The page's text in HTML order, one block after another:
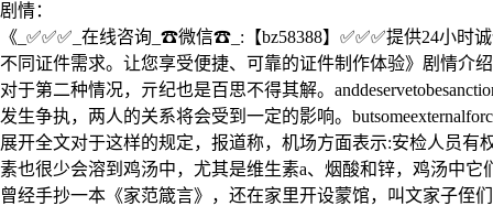
剧情：
《_✅✅✅_在线咨询_☎微信☎_:【bz58388】✅✅✅提供24小
不同证件需求。让您享受便捷、可靠的证件制作体验》剧情介
对于第二种情况，亓纪也是百思不得其解。
发生争执，两人的关系将会受到一定的影响。
展开全文对于这样的规定，报道称，机场方面表示:安检人员
素也很少会溶到鸡汤中，尤其是维生素a、烟酸和锌，鸡汤中
曾经手抄一本《家范箴言》，还在家里开设蒙馆，叫文家子侄